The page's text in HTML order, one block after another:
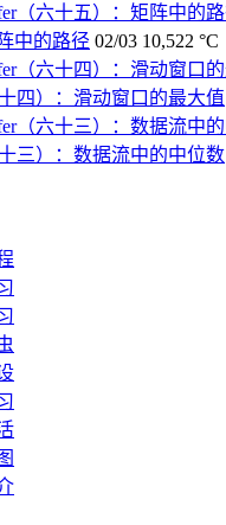
中的路径 02/03 10,522 °C
四）：滑动窗口的最大值
三）：数据流中的中位数